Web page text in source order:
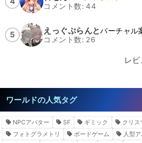
コメント数: 44
5 えっぐぷらんとバーチャル
コメント数: 26
レ
ワールドの人気タグ
NPCアバター SF ギミック クリス
フォトグラメトリ
ボードゲーム 人型